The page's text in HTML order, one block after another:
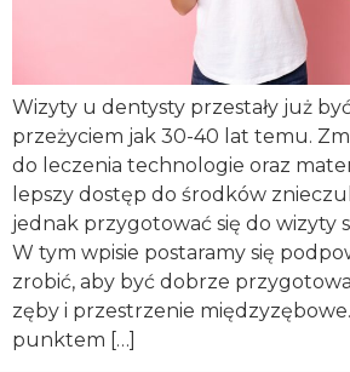
Wizyty u dentysty przestały już
przeżyciem jak 30-40 lat temu.
do leczenia technologie oraz
lepszy dostęp do środków
jednak przygotować się do wizyty
W tym wpisie postaramy się
zrobić, aby być dobrze
zęby i przestrzenie
punktem […]